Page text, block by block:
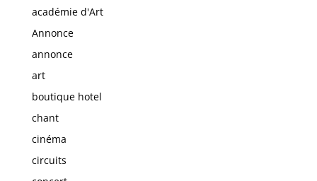
académie d'Art
Annonce
annonce
art
boutique hotel
chant
cinéma
circuits